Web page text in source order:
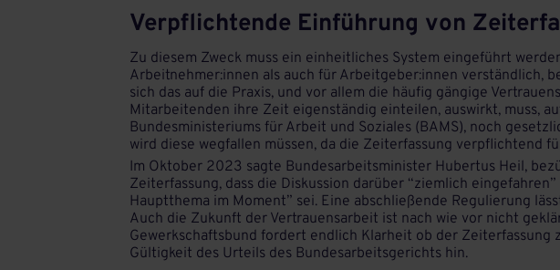
Verpflichtende Einführung von
Zu diesem Zweck muss ein einheitliches System eingeführt
Arbeitnehmer:innen als auch für Arbeitgeber:innen verständlich,
sich das auf die Praxis, und vor allem die häufig gängige
Mitarbeitenden ihre Zeit eigenständig einteilen, auswirkt, muss,
Bundesministeriums für Arbeit und Soziales (BAMS), noch
wird diese wegfallen müssen, da die Zeiterfassung verpflichtend
Im Oktober 2023 sagte Bundesarbeitsminister Hubertus Heil,
Zeiterfassung, dass die Diskussion darüber “ziemlich
Hauptthema im Moment” sei. Eine abschließende Regulierung
Auch die Zukunft der Vertrauensarbeit ist nach wie vor nicht
Gewerkschaftsbund fordert endlich Klarheit ob der Zeiterfassung
Gültigkeit des Urteils des Bundesarbeitsgerichts hin.